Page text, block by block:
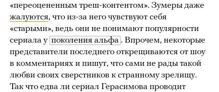
«переоцененным треш-контентом». Зумеры даже
жалуются, что из-за него чувствуют себя
«старыми», ведь они не понимают популярности
сериала у поколения альфа . Впрочем, некоторые
представители последнего открещиваются от шоу
в комментариях и пишут, что сами не рады такой
любви своих сверстников к странному зрелищу.
Так что едва ли сериал Герасимова проводит